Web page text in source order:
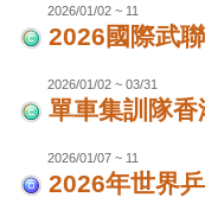
2026/01/02 ~ 11
2026國際武
2026/01/02 ~ 03/31
單車集訓隊
2026/01/07 ~ 11
2026年世界